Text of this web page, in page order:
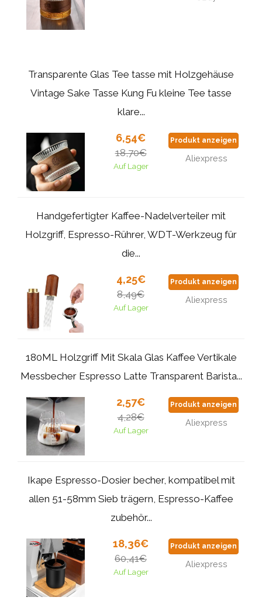
Transparente Glas Tee tasse mit Holzgehäuse
Vintage Sake Tasse Kung Fu kleine Tee tasse
klare...
6,54€
18,70€
Auf Lager
Produkt anzeigen
Aliexpress
Handgefertigter Kaffee-Nadelverteiler mit
Holzgriff, Espresso-Rührer, WDT-Werkzeug für
die...
4,25€
8,49€
Auf Lager
Produkt anzeigen
Aliexpress
180ML Holzgriff Mit Skala Glas Kaffee Vertikale
Messbecher Espresso Latte Transparent Barista...
2,57€
4,28€
Auf Lager
Produkt anzeigen
Aliexpress
Ikape Espresso-Dosier becher, kompatibel mit
allen 51-58mm Sieb trägern, Espresso-Kaffee
zubehör...
18,36€
60,41€
Auf Lager
Produkt anzeigen
Aliexpress